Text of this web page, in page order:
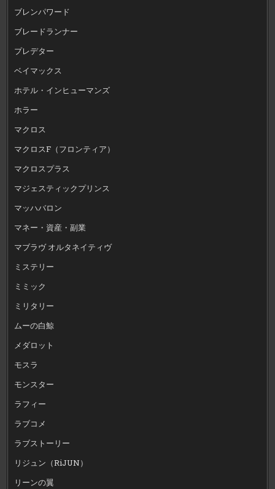
ブレンパワード
ブレードランナー
プレデター
ベイマックス
ホテル・インヒューマンズ
ホラー
マクロス
マクロスF（フロンティア）
マクロスプラス
マジェスティックプリンス
マッハバロン
マネー・資産・副業
マブラヴ オルタネイティヴ
ミステリー
ミミック
ミリタリー
ムーの白鯨
メダロット
モスラ
モンスター
ラフィー
ラブコメ
ラブストーリー
リジュン（RiJUN）
リーンの翼